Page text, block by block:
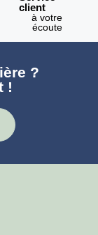
client
à votre
écoute
?
!